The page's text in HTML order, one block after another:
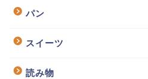
パン
スイーツ
読み物